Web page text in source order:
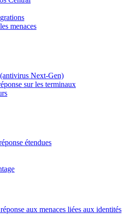
menaces
Next-Gen)
sur les terminaux
étendues
aux menaces liées aux identités